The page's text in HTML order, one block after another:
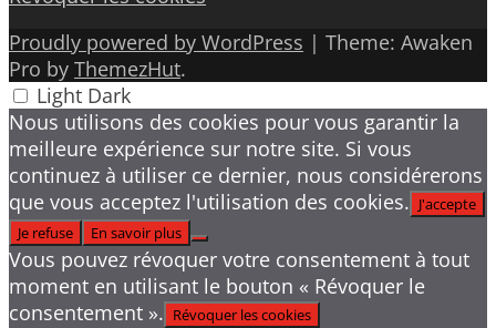
Proudly powered by WordPress | Theme: Awaken
Pro by ThemezHut.
Light Dark
Nous utilisons des cookies pour vous garantir la
meilleure expérience sur notre site. Si vous
continuez à utiliser ce dernier, nous considérerons
que vous acceptez l'utilisation des cookies. J'accepte
Je refuse
En savoir plus
Vous pouvez révoquer votre consentement à tout
moment en utilisant le bouton « Révoquer le
consentement ». Révoquer les cookies